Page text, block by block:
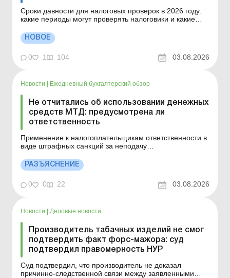
Сроки давности для налоговых проверок в 2026 году:
какие периоды могут проверять налоговики и какие
право на проверку За какие налоговые периоды
предприятию уже можно не ожидать доначислений
НОВОЕ
0 1 104 03.08.2026
Новости Ежедневный бухгалтерский обзор
Не отчитались об использовании денежных
средств МТД: предусмотрена ли
ответственность
Применение к налогоплательщикам ответственности в
виде штрафных санкций за неподачу
товаров, работ и услуг в льготном режиме за средства
МТП, НКУ не предусмотрено. Детали см. ниже. Больше
помощи Поставка т...
РАЗЪЯСНЕНИЕ
0 0 22 03.08.2026
Новости | Деловые новости
Производитель табачных изделий не смог
подтвердить факт форс-мажора: суд
подтвердил правомерность НУР
Суд подтвердил, что производитель не доказал
причинно-следственной связи между заявленными